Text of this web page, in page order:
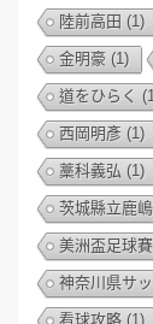
陸前高田 (1)
金明豪 (1)
道をひらく
西岡明彥 (1)
藁科義弘 (1)
茨城縣立鹿
美洲盃足球賽
神奈川県サ
看球攻略 (1)